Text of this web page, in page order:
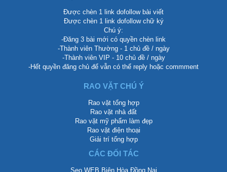
Được chèn 1 link dofollow bài viết
Được chèn 1 link dofollow chữ ký
Chú ý:
-Đăng 3 bài mới có quyền chèn link
-Thành viên Thường - 1 chủ đề / ngày
-Thành viên VIP - 10 chủ đề / ngày
-Hết quyền đăng chủ để vẫn có thể reply hoặc commment
RAO VẶT CHÚ Ý
Rao vặt tổng hợp
Rao vặt nhà đất
Rao vặt mỹ phẩm làm đẹp
Rao vặt điện thoại
Giải trí tổng hợp
CÁC ĐỐI TÁC
Seo WEB Biên Hòa Đồng Nai